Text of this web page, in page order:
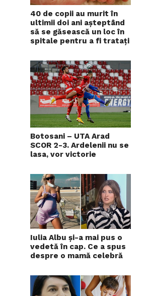
40 de copii au murit în
ultimii doi ani așteptând
să se găsească un loc în
spitale pentru a fi tratați
Botosani – UTA Arad
SCOR 2-3. Ardelenii nu se
lasa, vor victorie
Iulia Albu și-a mai pus o
vedetă în cap. Ce a spus
despre o mamă celebră